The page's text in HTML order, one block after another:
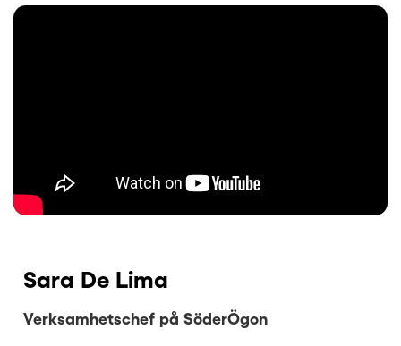
Sara De Lima
Verksamhetschef på SöderÖgon